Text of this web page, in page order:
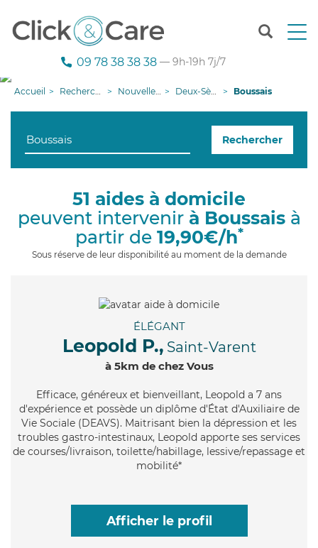
T
n
g
i
09 78 38 38 38 — 9h-19h 7j/7
Accueil Recherche aide à domicile Nouvelle-Aquitaine Deux-Sèvres Boussais
Rechercher
51 aides à domicile
peuvent intervenir à Boussaisà
partir de 19,90€/h*
Sous réserve de leur disponibilité au moment de la demande
ÉLÉGANT
Leopold P., Saint-Varent
à 5km de chez Vous
Efficace, généreux et bienveillant, Leopold a 7 ans
d'expérience et possède un diplôme d'État d'Auxiliaire de
Vie Sociale (DEAVS). Maitrisant bien la dépression et les
troubles gastro-intestinaux, Leopold apporte ses services
de courses/livraison, toilette/habillage, lessive/repassage et
mobilité*
Afficher le profil